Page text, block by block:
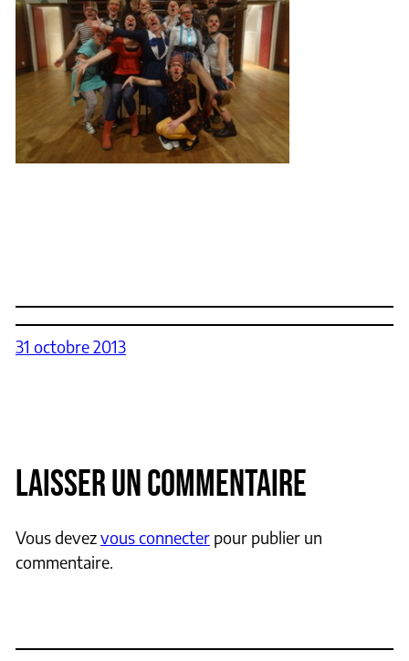
31 octobre 2013
LAISSER UN COMMENTAIRE
Vous devezvous connecterpour publier un
commentaire.